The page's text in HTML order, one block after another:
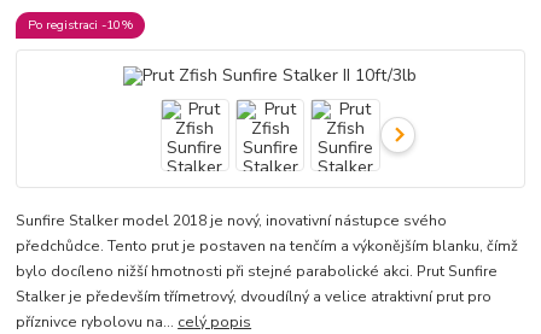
Po registraci -10%
Sunfire Stalker model 2018 je nový, inovativní nástupce svého
předchůdce. Tento prut je postaven na tenčím a výkonějším blanku, čímž
bylo docíleno nižší hmotnosti při stejné parabolické akci. Prut Sunfire
Stalker je především třímetrový, dvoudílný a velice atraktivní prut pro
příznivce rybolovu na... celý popis